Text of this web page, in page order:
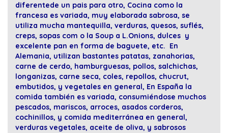
diferentede un pais para otro, Cocina como la
francesa es variada, muy elaborada sabrosa, se
utiliza mucha mantequilla, verduras, quesos, suflés,
creps, sopas com o la Soup a L.Onions, dulces y
excelente pan en forma de baguete, etc. En
Alemania, utilizan bastantes patatas, zanahorias,
carne de cerdo, hamburguesas, pollos, salchichas,
longanizas, carne seca, coles, repollos, chucrut,
embutidos, y vegetales en general, En España la
comida también es variada, consumiéndose muchos
pescados, mariscos, arroces, asados corderos,
cochinillos, y comida mediterránea en general,
verduras vegetales, aceite de oliva, y sabrosos